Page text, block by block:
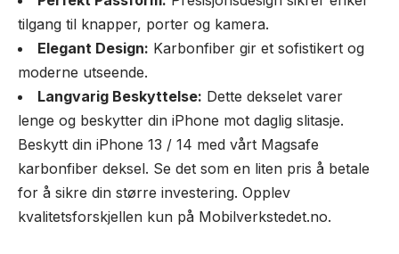
tilgang til knapper, porter og kamera.
Elegant Design: Karbonfiber gir et sofistikert og
moderne utseende.
Langvarig Beskyttelse: Dette dekselet varer
lenge og beskytter din iPhone mot daglig slitasje.
Beskytt din iPhone 13 / 14 med vårt Magsafe
karbonfiber deksel. Se det som en liten pris å betale
for å sikre din større investering. Opplev
kvalitetsforskjellen kun på Mobilverkstedet.no.